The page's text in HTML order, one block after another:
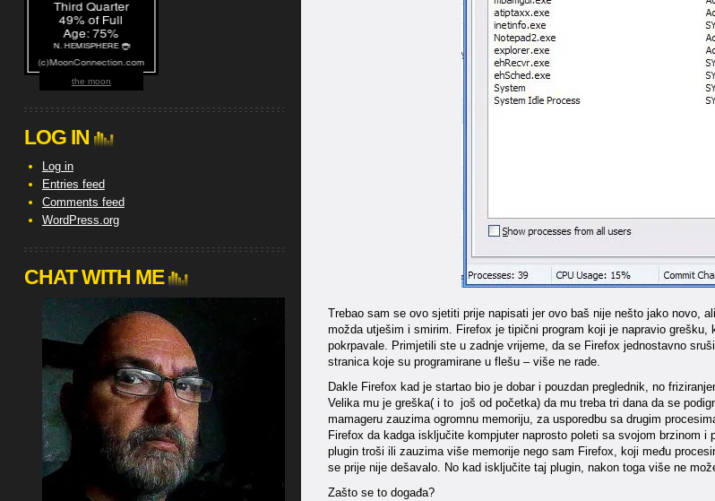
Trebao sam se ovo sjetiti prije napisati jer ovo baš nije nešto jako novo,
možda utješim i smirim. Firefox je tipični program koji je napravio
pokrpavale. Primjetili ste u zadnje vrijeme, da se Firefox jednostavno
stranica koje su programirane u flešu – više ne rade.
Dakle Firefox kad je startao bio je dobar i pouzdan preglednik, no
Velika mu je greška( i to još od početka) da mu treba tri dana da se
mamageru zauzima ogromnu memoriju, za usporedbu sa drugim
Firefox da kadga isključite kompjuter naprosto poleti sa svojom brzinom
plugin troši ili zauzima više memorije nego sam Firefox, koji među
se prije nije dešavalo. No kad isključite taj plugin, nakon toga više ne
Zašto se to događa?
the moon
LOG IN
Log in
Entries feed
Comments feed
WordPress.org
CHAT WITH ME